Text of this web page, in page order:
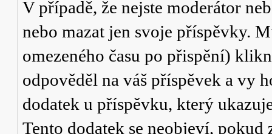
V případě, že nejste moderátor
nebo mazat jen svoje příspěvky.
omezeného času po přispění)
odpověděl na váš příspěvek a vy
dodatek u příspěvku, který
Tento dodatek se neobjeví,